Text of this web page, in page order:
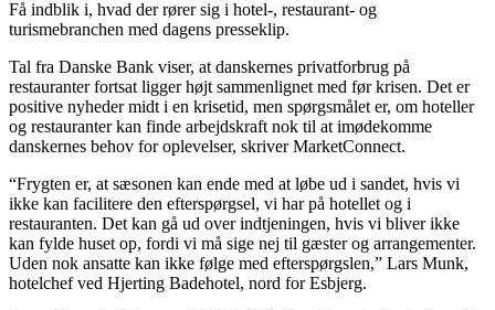
Få indblik i, hvad der rører sig i hotel-, restaurant- og
turismebranchen med dagens presseklip.
Tal fra Danske Bank viser, at danskernes privatforbrug på
restauranter fortsat ligger højt sammenlignet med før krisen. Det er
positive nyheder midt i en krisetid, men spørgsmålet er, om hoteller
og restauranter kan finde arbejdskraft nok til at imødekomme
danskernes behov for oplevelser, skriver MarketConnect.
“Frygten er, at sæsonen kan ende med at løbe ud i sandet, hvis vi
ikke kan facilitere den efterspørgsel, vi har på hotellet og i
restauranten. Det kan gå ud over indtjeningen, hvis vi bliver ikke
kan fylde huset op, fordi vi må sige nej til gæster og arrangementer.
Uden nok ansatte kan ikke følge med efterspørgslen,” Lars Munk,
hotelchef ved Hjerting Badehotel, nord for Esbjerg.